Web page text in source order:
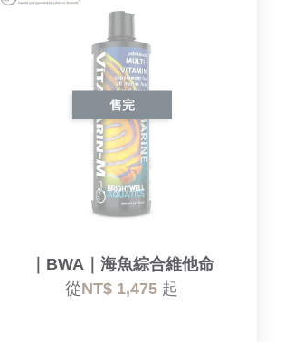
售完
｜BWA｜海魚綜合維他命
從NT$ 1,475 起